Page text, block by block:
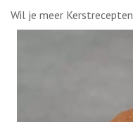
Wil je meer